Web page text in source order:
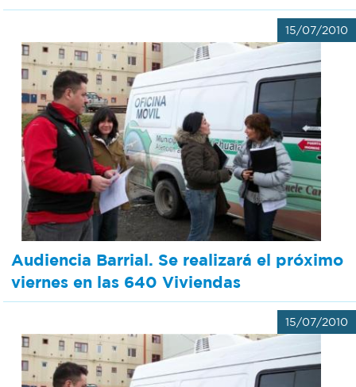
15/07/2010
Audiencia Barrial. Se realizará el próximo
viernes en las 640 Viviendas
15/07/2010